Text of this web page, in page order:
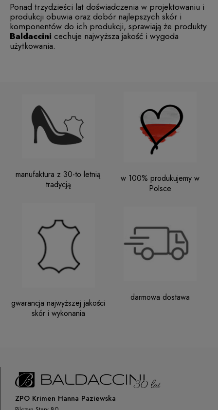
Ponad trzydzieści lat doświadczenia w projektowaniu i
produkcji obuwia oraz dobór najlepszych skór i
komponentów do ich produkcji, sprawiają że produkty
Baldaccini cechuje najwyższa jakość i wygoda
użytkowania.
manufaktura z 30-to letnią
tradycją
w 100% produkujemy w
Polsce
gwarancja najwyższej jakości
skór i wykonania
darmowa dostawa
ZPO Krimen Hanna Paziewska